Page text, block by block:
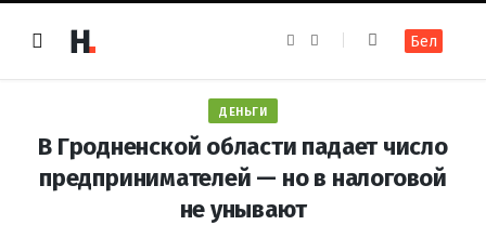
e
k
t
a
m
Бел
ДЕНЬГИ
В Гродненской области падает число
предпринимателей — но в налоговой
не унывают